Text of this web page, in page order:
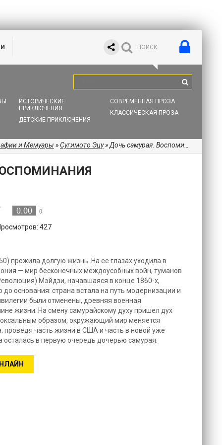
ИСТОРИЧЕСКИЕ
ПРИКЛЮЧЕНИЯ
ДЕТСКИЕ ПРИКЛЮЧЕНИЯ
СОВРЕМЕННАЯ ПРОЗА
КЛАССИЧЕСКАЯ ПРОЗА
и Мемуары »Сугимото Эцу» Дочь самурая. Воспоминания
0.00 0
427
прожила долгую жизнь. На ее глазах уходила в
— мир бесконечных междоусобных войн, туманов
Мэйдзи, начавшаяся в конце 1860-х,
основания: страна встала на путь модернизации и
были отменены, древняя военная
жизни. На смену самурайскому духу пришел дух
образом, окружающий мир меняется
проведя часть жизни в США и часть в новой уже
осталась в первую очередь дочерью самурая.